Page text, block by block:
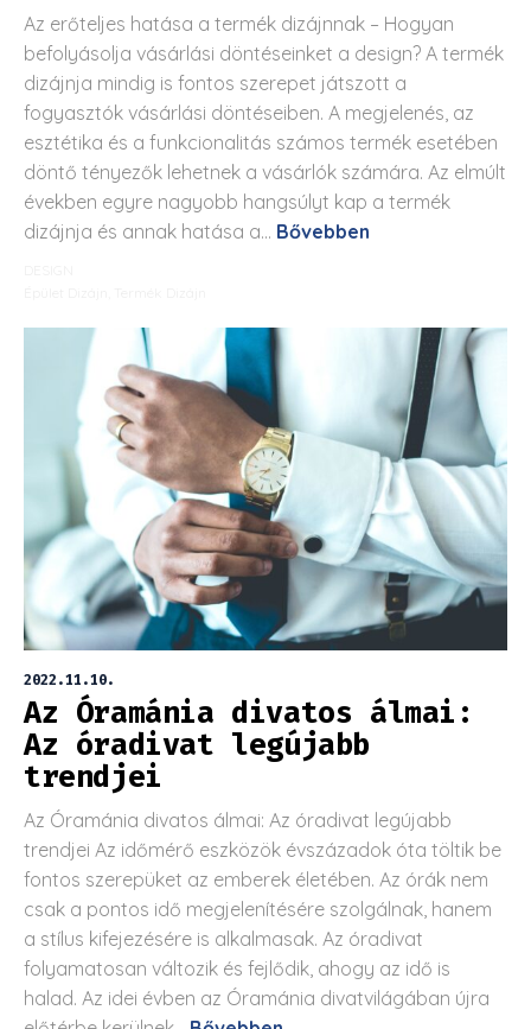
Az erőteljes hatása a termék dizájnnak – Hogyan
befolyásolja vásárlási döntéseinket a design? A termék
dizájnja mindig is fontos szerepet játszott a
fogyasztók vásárlási döntéseiben. A megjelenés, az
esztétika és a funkcionalitás számos termék esetében
döntő tényezők lehetnek a vásárlók számára. Az elmúlt
években egyre nagyobb hangsúlyt kap a termék
dizájnja és annak hatása a... Bővebben
2022.11.10.
Az Óramánia divatos álmai:
Az óradivat legújabb
trendjei
Az Óramánia divatos álmai: Az óradivat legújabb
trendjei Az időmérő eszközök évszázadok óta töltik be
fontos szerepüket az emberek életében. Az órák nem
csak a pontos idő megjelenítésére szolgálnak, hanem
a stílus kifejezésére is alkalmasak. Az óradivat
folyamatosan változik és fejlődik, ahogy az idő is
halad. Az idei évben az Óramánia divatvilágában újra